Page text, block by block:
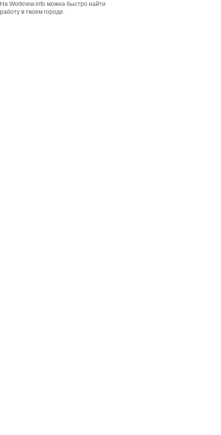
На Worknew.info можна быстро найти
работу в твоем городе.